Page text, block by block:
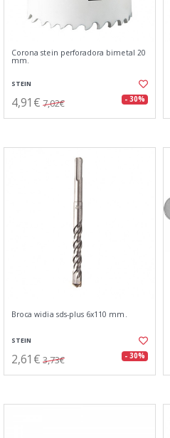
Corona stein perforadora bimetal 20
mm.
STEIN
4,91€ 7,02€ - 30%
Broca widia sds-plus 6x110 mm.
STEIN
2,61€ 3,73€ - 30%